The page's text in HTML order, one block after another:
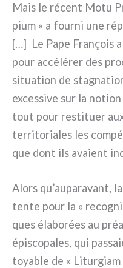
Mais le récent Motu
pium » a four­ni une
[…] Le Pape François
pour accé­lé­rer des
situa­tion de
exces­si­ve sur la
tout pour resti­tuer
ter­ri­to­ria­les les
que dont ils ava­ient
Alors qu’auparavant,
ten­te pour la «
ques éla­bo­rées au
épi­sco­pa­les, qui
toya­ble de «